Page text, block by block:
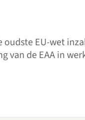
EU-wet
de EAA in